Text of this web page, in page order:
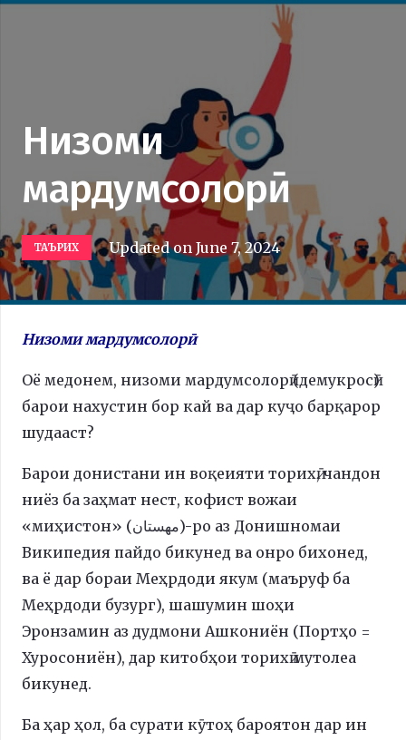
Низоми
мардумсолорӣ
ТАЪРИХ Updated onJune 7, 2024
Низоми мардумсолорӣ
Оё медонем, низоми мардумсолорӣ (демукросӣ)
барои нахустин бор кай ва дар куҷо барқарор
шудааст?
Барои донистани ин воқеияти торихӣ, чандон
ниёз ба заҳмат нест, кофист вожаи
«миҳистон» (مهستان)-ро аз Донишномаи
Википедия пайдо бикунед ва онро бихонед,
ва ё дар бораи Меҳрдоди якум (маъруф ба
Меҳрдоди бузург), шашумин шоҳи
Эронзамин аз дудмони Ашкониён (Портҳо =
Хуросониён), дар китобҳои торихӣ мутолеа
бикунед.
Ба ҳар ҳол, ба сурати кӯтоҳ бароятон дар ин